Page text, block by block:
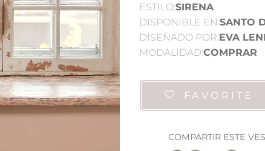
ESTILO:SIRENA
DISPONIBLE EN:SANTO
DISEÑADO POR:EVA
MODALIDAD:COMPRAR
FAVORITE
COMPARTIR ESTE